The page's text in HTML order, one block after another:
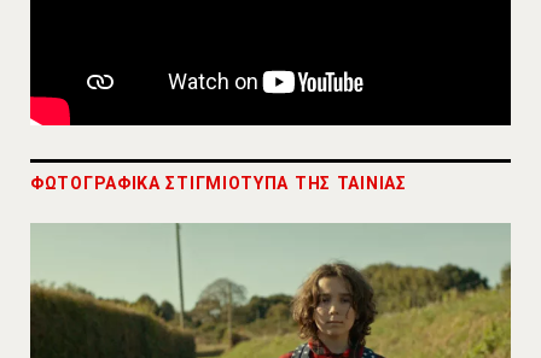
ΦΩΤΟΓΡΑΦΙΚΑ ΣΤΙΓΜΙΟΤΥΠΑ ΤΗΣ ΤΑΙΝΙΑΣ